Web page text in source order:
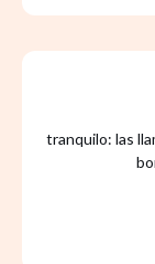
tranquilo: las